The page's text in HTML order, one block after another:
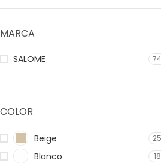
MARCA
SALOME 74
COLOR
Beige 25
Blanco 18